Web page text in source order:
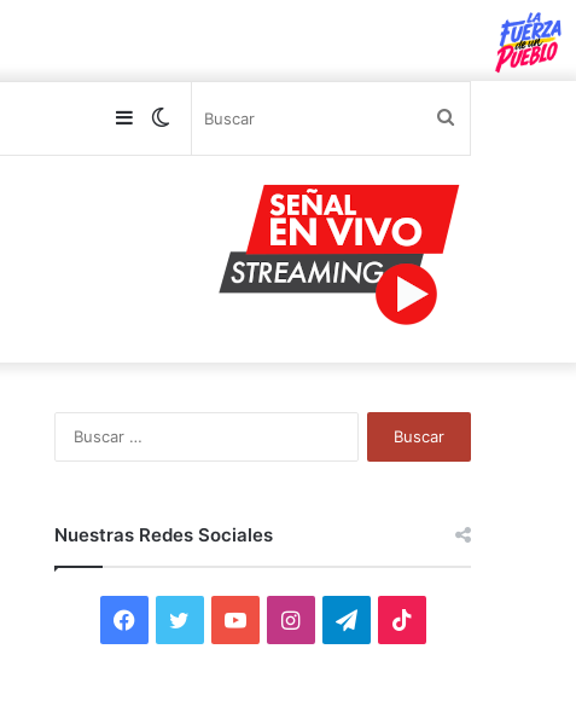
Switch
Sidebar
Nuestras Redes Sociales
F
Y
I
T